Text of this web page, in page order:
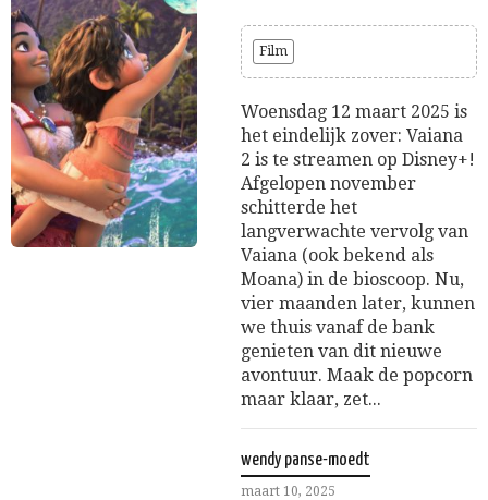
Film
Woensdag 12 maart 2025 is
het eindelijk zover: Vaiana
2 is te streamen op Disney+!
Afgelopen november
schitterde het
langverwachte vervolg van
Vaiana (ook bekend als
Moana) in de bioscoop. Nu,
vier maanden later, kunnen
we thuis vanaf de bank
genieten van dit nieuwe
avontuur. Maak de popcorn
maar klaar, zet...
wendy panse-moedt
maart 10, 2025